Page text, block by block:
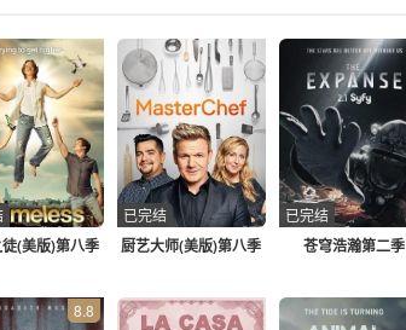
(美版)第八季 厨艺大师(美版)第八季
已完结
苍穹浩瀚第二季
已完结
8.8